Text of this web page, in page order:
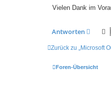
Vielen Dank im
Antworten
Zurück zu „Microsoft
Foren-Übersicht